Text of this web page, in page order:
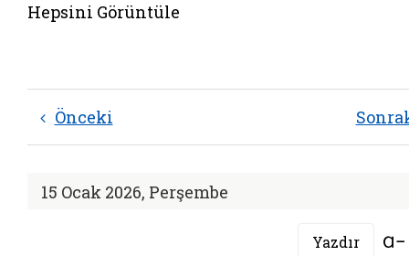
Hepsini Görüntüle
Önceki
15 Ocak 2026, Perşembe
Yazdır